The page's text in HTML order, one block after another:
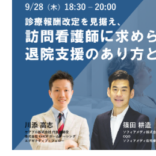
人を知る
漫画
お楽しみ
お悩み相談
ソフィアメディを